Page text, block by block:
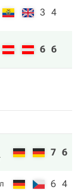
3 4
6 6
7 6
6 4